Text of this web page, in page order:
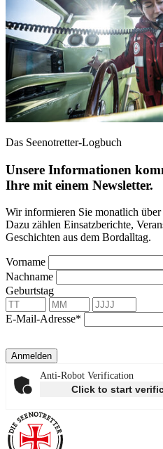
Das Seenotretter-Logbuch
Unsere Informationen
Ihre mit einem Newsletter.
Wir informieren Sie monatlich
Dazu zählen Einsatzberichte,
Geschichten aus dem Bordalltag.
Vorname
Nachname
Geburtstag
E-Mail-Adresse*
Anmelden
Anti-Robot Verification
Click to start